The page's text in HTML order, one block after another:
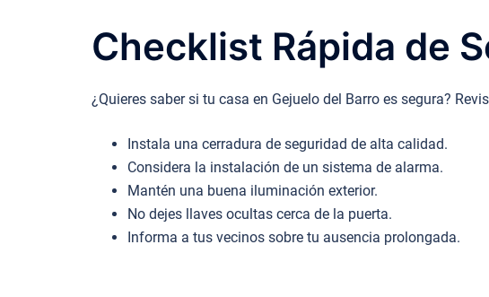
Checklist Rápida de
¿Quieres saber si tu casa en Gejuelo del Barro es segura?
Instala una cerradura de seguridad de alta calidad.
Considera la instalación de un sistema de alarma.
Mantén una buena iluminación exterior.
No dejes llaves ocultas cerca de la puerta.
Informa a tus vecinos sobre tu ausencia prolongada.